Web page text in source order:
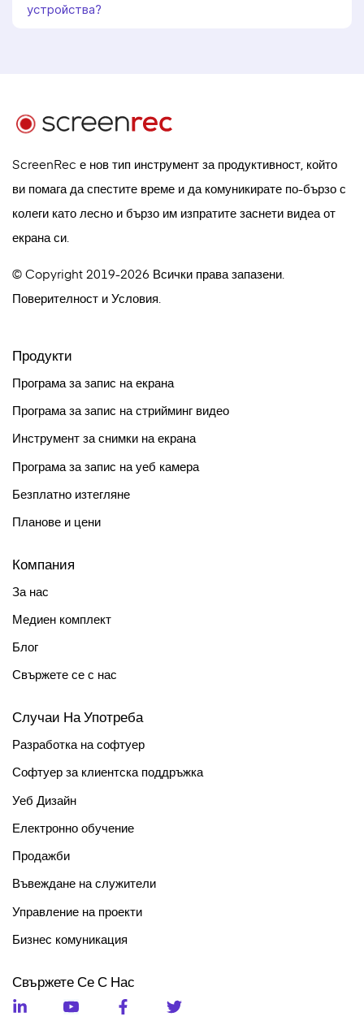
устройства?
ScreenRec е нов тип инструмент за продуктивност, който
ви помага да спестите време и да комуникирате по-бързо с
колеги като лесно и бързо им изпратите заснети видеа от
екрана си.
© Copyright 2019-2026 Всички права запазени.
Поверителност иУсловия
Продукти
Програма за запис на екрана
Програма за запис на стрийминг видео
Инструмент за снимки на екрана
Програма за запис на уеб камера
Безплатно изтегляне
Планове и цени
Компания
За нас
Медиен комплект
Блог
Свържете се с нас
Случаи На Употреба
Разработка на софтуер
Софтуер за клиентска поддръжка
Уеб Дизайн
Електронно обучение
Продажби
Въвеждане на служители
Управление на проекти
Бизнес комуникация
Свържете Се С Нас